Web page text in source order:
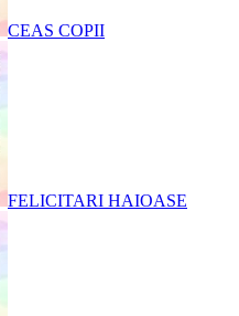
CEAS COPII
FELICITARI HAIOASE